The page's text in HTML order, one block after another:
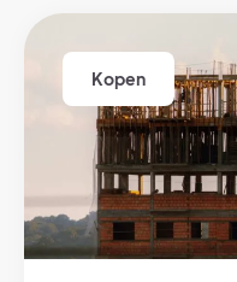
Kopen